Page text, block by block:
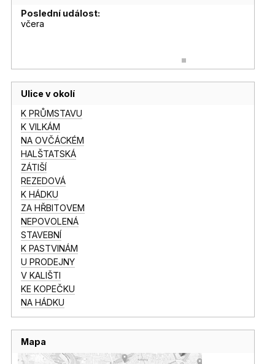
Poslední událost:
včera
Ulice v okolí
K PRŮMSTAVU
K VILKÁM
NA OVČÁCKÉM
HALŠTATSKÁ
ZÁTIŠÍ
REZEDOVÁ
K HÁDKU
ZA HŘBITOVEM
NEPOVOLENÁ
STAVEBNÍ
K PASTVINÁM
U PRODEJNY
V KALIŠTI
KE KOPEČKU
NA HÁDKU
Mapa